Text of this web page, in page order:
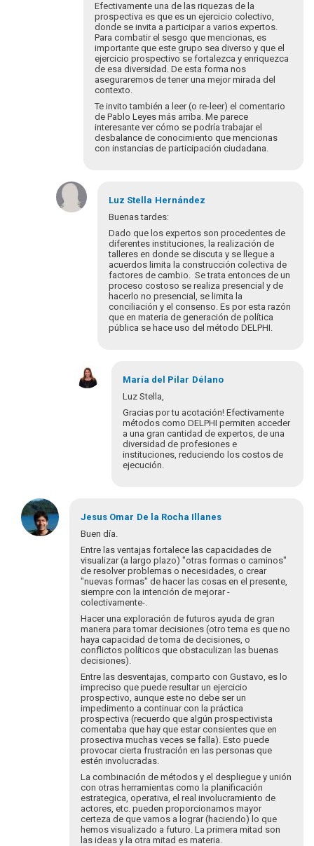
Efectivamente una de las riquezas de la
prospectiva es que es un ejercicio colectivo,
donde se invita a participar a varios expertos.
Para combatir el sesgo que mencionas, es
importante que este grupo sea diverso y que el
ejercicio prospectivo se fortalezca y enriquezca
de esa diversidad. De esta forma nos
aseguraremos de tener una mejor mirada del
contexto.
Te invito también a leer (o re-leer) el comentario
de Pablo Leyes más arriba. Me parece
interesante ver cómo se podría trabajar el
desbalance de conocimiento que mencionas
con instancias de participación ciudadana.
respuesta
Luz Stella Hernández
Buenas tardes:
Dado que los expertos son procedentes de
diferentes instituciones, la realización de
talleres en donde se discuta y se llegue a
acuerdos limita la construcción colectiva de
factores de cambio. Se trata entonces de un
proceso costoso se realiza presencial y de
hacerlo no presencial, se limita la
conciliación y el consenso. Es por esta razón
que en materia de generación de política
pública se hace uso del método DELPHI.
respuesta
María del Pilar Délano
Luz Stella,
Gracias por tu acotación! Efectivamente
métodos como DELPHI permiten acceder
a una gran cantidad de expertos, de una
diversidad de profesiones e
instituciones, reduciendo los costos de
ejecución.
respuesta
Buenas
tardes:
Dado
que
los…
Luz
Stella
Hernández
Jesus Omar De la Rocha Illanes
Buen día.
Entre las ventajas fortalece las capacidades de
visualizar (a largo plazo) "otras formas o caminos"
de resolver problemas o necesidades, o crear
"nuevas formas" de hacer las cosas en el presente,
siempre con la intención de mejorar -
colectivamente-.
Hacer una exploración de futuros ayuda de gran
manera para tomar decisiones (otro tema es que no
haya capacidad de toma de decisiones, o
conflictos políticos que obstaculizan las buenas
decisiones).
Entre las desventajas, comparto con Gustavo, es lo
impreciso que puede resultar un ejercicio
prospectivo, aunque este no debe ser un
impedimento a continuar con la práctica
prospectiva (recuerdo que algún prospectivista
comentaba que hay que estar consientes que en
prosectiva muchas veces se falla). Esto puede
provocar cierta frustración en las personas que
estén involucradas.
La combinación de métodos y el despliegue y unión
con otras herramientas como la planificación
estrategica, operativa, el real involucramiento de
actores, etc. pueden proporcionarnos mayor
certeza de que vamos a lograr (haciendo) lo que
hemos visualizado a futuro. La primera mitad son
las ideas y la otra mitad es materia.